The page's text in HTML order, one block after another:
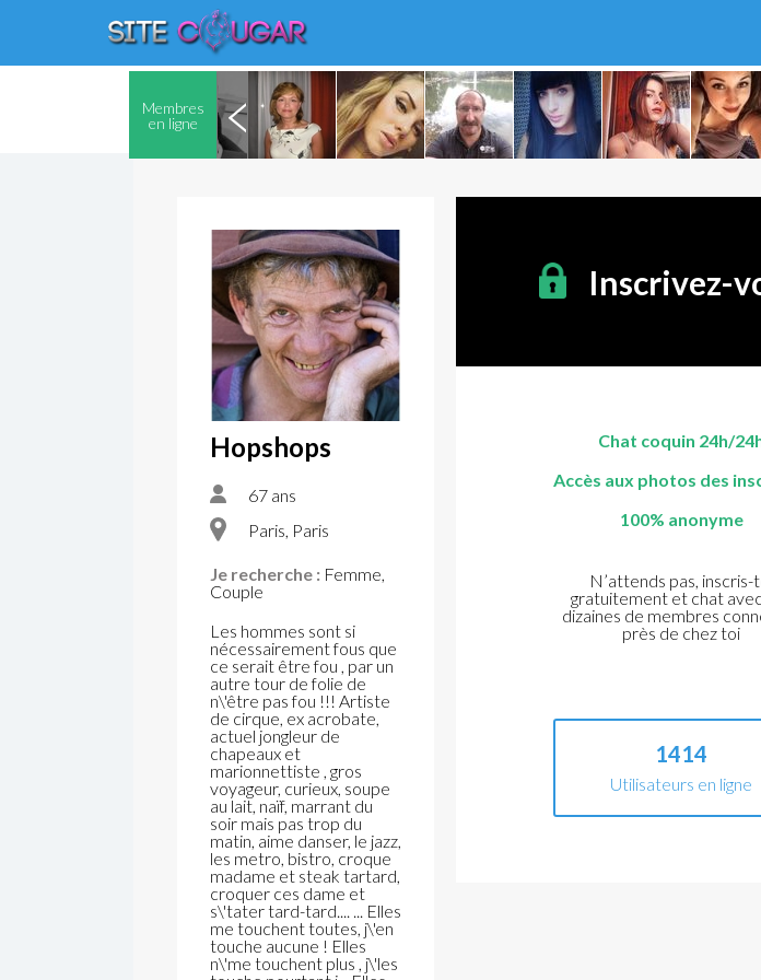
Membres
en ligne
Hopshops
67 ans
Paris, Paris
Je recherche : Femme,
Couple
Les hommes sont si
nécessairement fous que
ce serait être fou , par un
autre tour de folie de
n\'être pas fou !!! Artiste
de cirque, ex acrobate,
actuel jongleur de
chapeaux et
marionnettiste , gros
voyageur, curieux, soupe
au lait, naïf, marrant du
soir mais pas trop du
matin, aime danser, le jazz,
les metro, bistro, croque
madame et steak tartard,
croquer ces dame et
s\'tater tard-tard.... ... Elles
me touchent toutes, j\'en
touche aucune ! Elles
n\'me touchent plus , j\'les
Inscrivez-
Chat coquin 24h/
Accès aux photos des
100% anonyme
N’attends pas, inscris-
gratuitement et chat
dizaines de membres
près de chez toi
1414
Utilisateurs en ligne